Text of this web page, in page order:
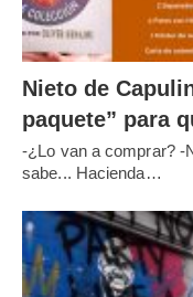
Nieto de
paquete” para
-¿Lo van a comprar? -
sabe... Hacienda…